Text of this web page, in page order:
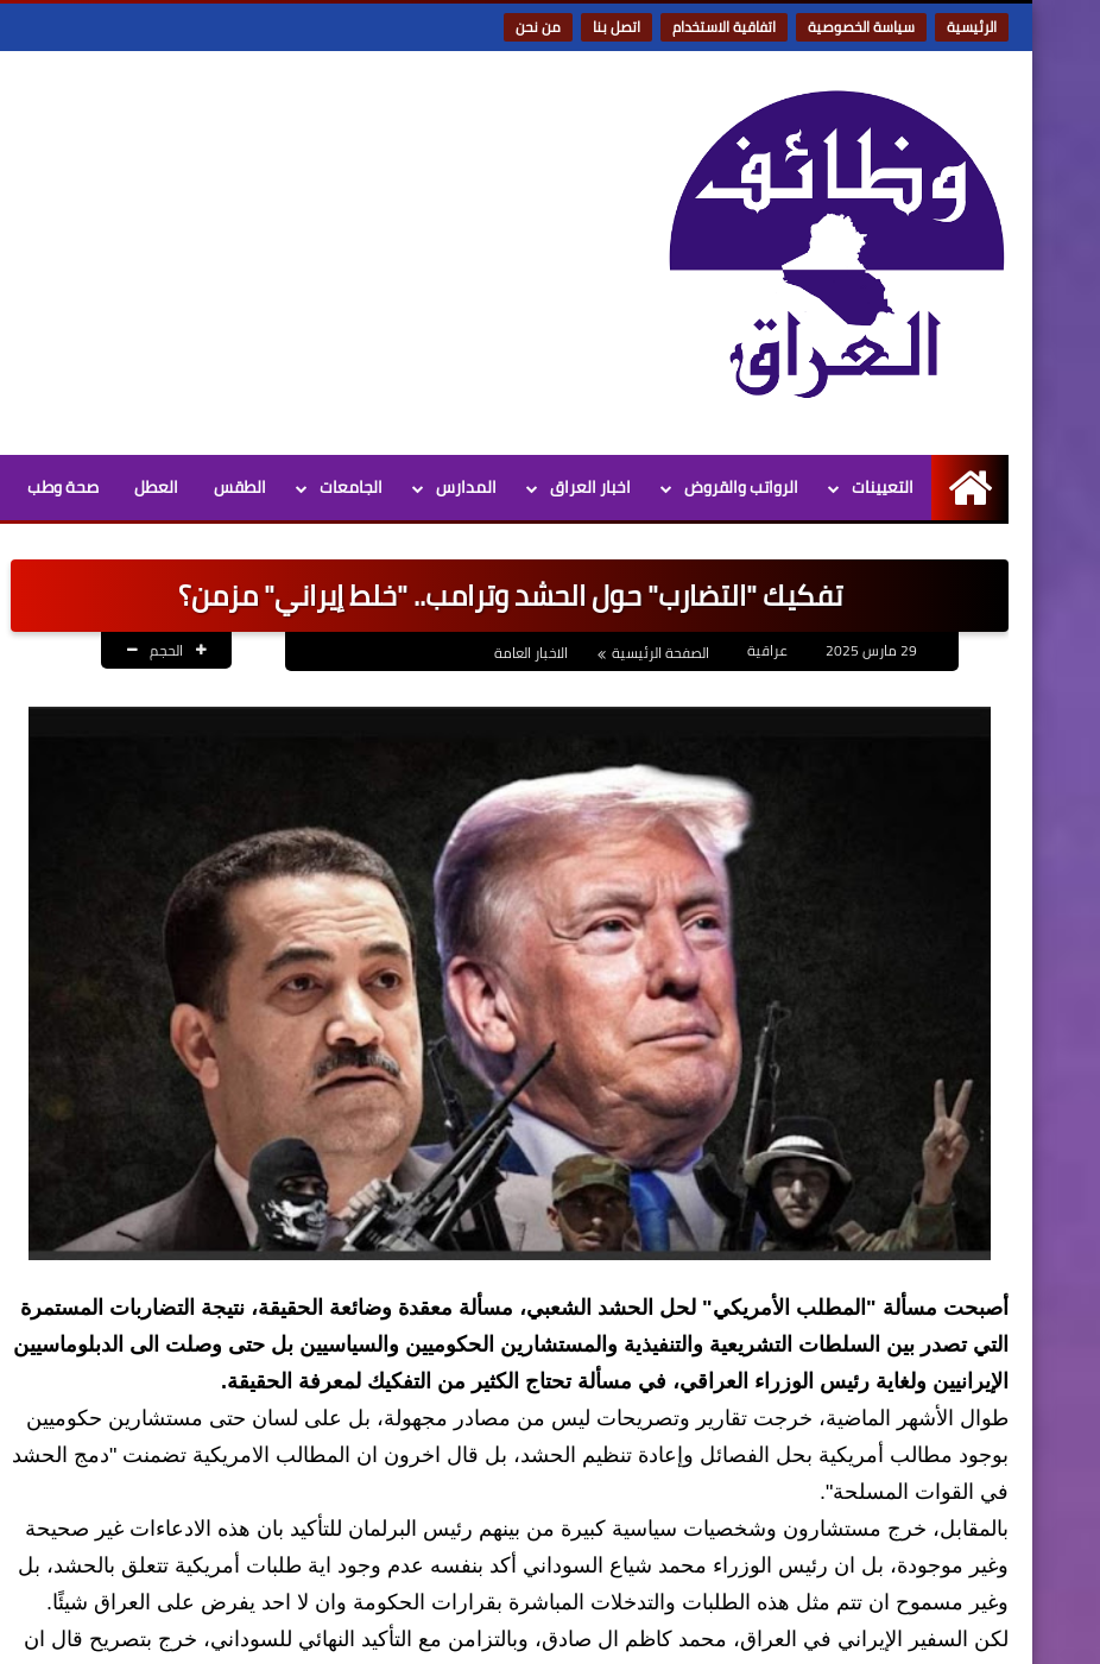
الرئيسية سياسة الخصوصية اتفاقية الاستخدام اتصل بنا من نحن
الرئيسية
التعيينات الرواتب والقروض اخبار العراق المدارس الجامعات الطقس العطل صحة وطب
تفكيك "التضارب" حول الحشد وترامب.. "خلط إيراني" مزمن؟
عراقية الصفحة الرئيسية الاخبار العامة الحجم
أصبحت مسألة "المطلب الأمريكي" لحل الحشد الشعبي، مسألة معقدة وضائعة الحقيقة، نتيجة التضاربات المستمرة
التي تصدر بين السلطات التشريعية والتنفيذية والمستشارين الحكوميين والسياسيين بل حتى وصلت الى الدبلوماسيين
الإيرانيين ولغاية رئيس الوزراء العراقي، في مسألة تحتاج الكثير من التفكيك لمعرفة الحقيقة.
طوال الأشهر الماضية، خرجت تقارير وتصريحات ليس من مصادر مجهولة، بل على لسان حتى مستشارين حكوميين
بوجود مطالب أمريكية بحل الفصائل وإعادة تنظيم الحشد، بل قال اخرون ان المطالب الامريكية تضمنت "دمج الحشد
في القوات المسلحة".
بالمقابل، خرج مستشارون وشخصيات سياسية كبيرة من بينهم رئيس البرلمان للتأكيد بان هذه الادعاءات غير صحيحة
وغير موجودة، بل ان رئيس الوزراء محمد شياع السوداني أكد بنفسه عدم وجود اية طلبات أمريكية تتعلق بالحشد، بل
وغير مسموح ان تتم مثل هذه الطلبات والتدخلات المباشرة بقرارات الحكومة وان لا احد يفرض على العراق شيئًا.
لكن السفير الإيراني في العراق، محمد كاظم ال صادق، وبالتزامن مع التأكيد النهائي للسوداني، خرج بتصريح قال ان